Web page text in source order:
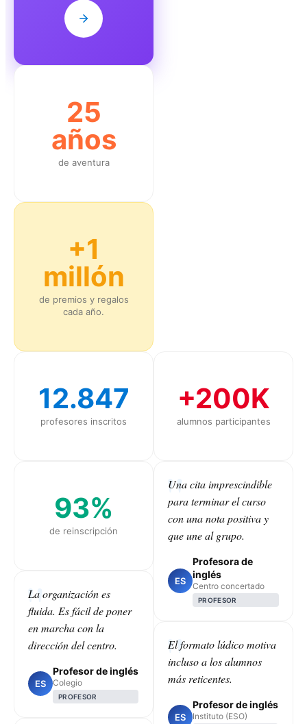
25
años
de aventura
+1
millón
de premios y regalos
cada año.
12.847
profesores inscritos
93%
de reinscripción
La organización es
fluida. Es fácil de poner
en marcha con la
dirección del centro.
ES
Profesor de inglés
Colegio
PROFESOR
+200K
alumnos participantes
Una cita imprescindible
para terminar el curso
con una nota positiva y
que une al grupo.
ES
Profesora de
inglés
Centro concertado
PROFESOR
El formato lúdico motiva
incluso a los alumnos
más reticentes.
ES
Profesor de inglés
Instituto (ESO)